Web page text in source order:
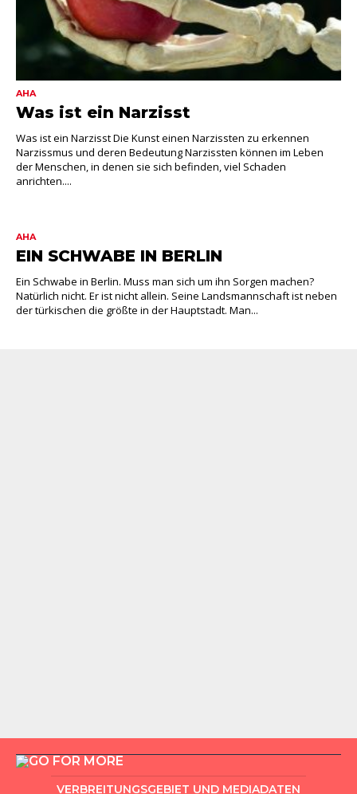
AHA
Was ist ein Narzisst
Was ist ein Narzisst Die Kunst einen Narzissten zu erkennen
Narzissmus und deren Bedeutung Narzissten können im Leben
der Menschen, in denen sie sich befinden, viel Schaden
anrichten....
AHA
EIN SCHWABE IN BERLIN
Ein Schwabe in Berlin. Muss man sich um ihn Sorgen machen?
Natürlich nicht. Er ist nicht allein. Seine Landsmannschaft ist neben
der türkischen die größte in der Hauptstadt. Man...
VERBREITUNGSGEBIET UND MEDIADATEN